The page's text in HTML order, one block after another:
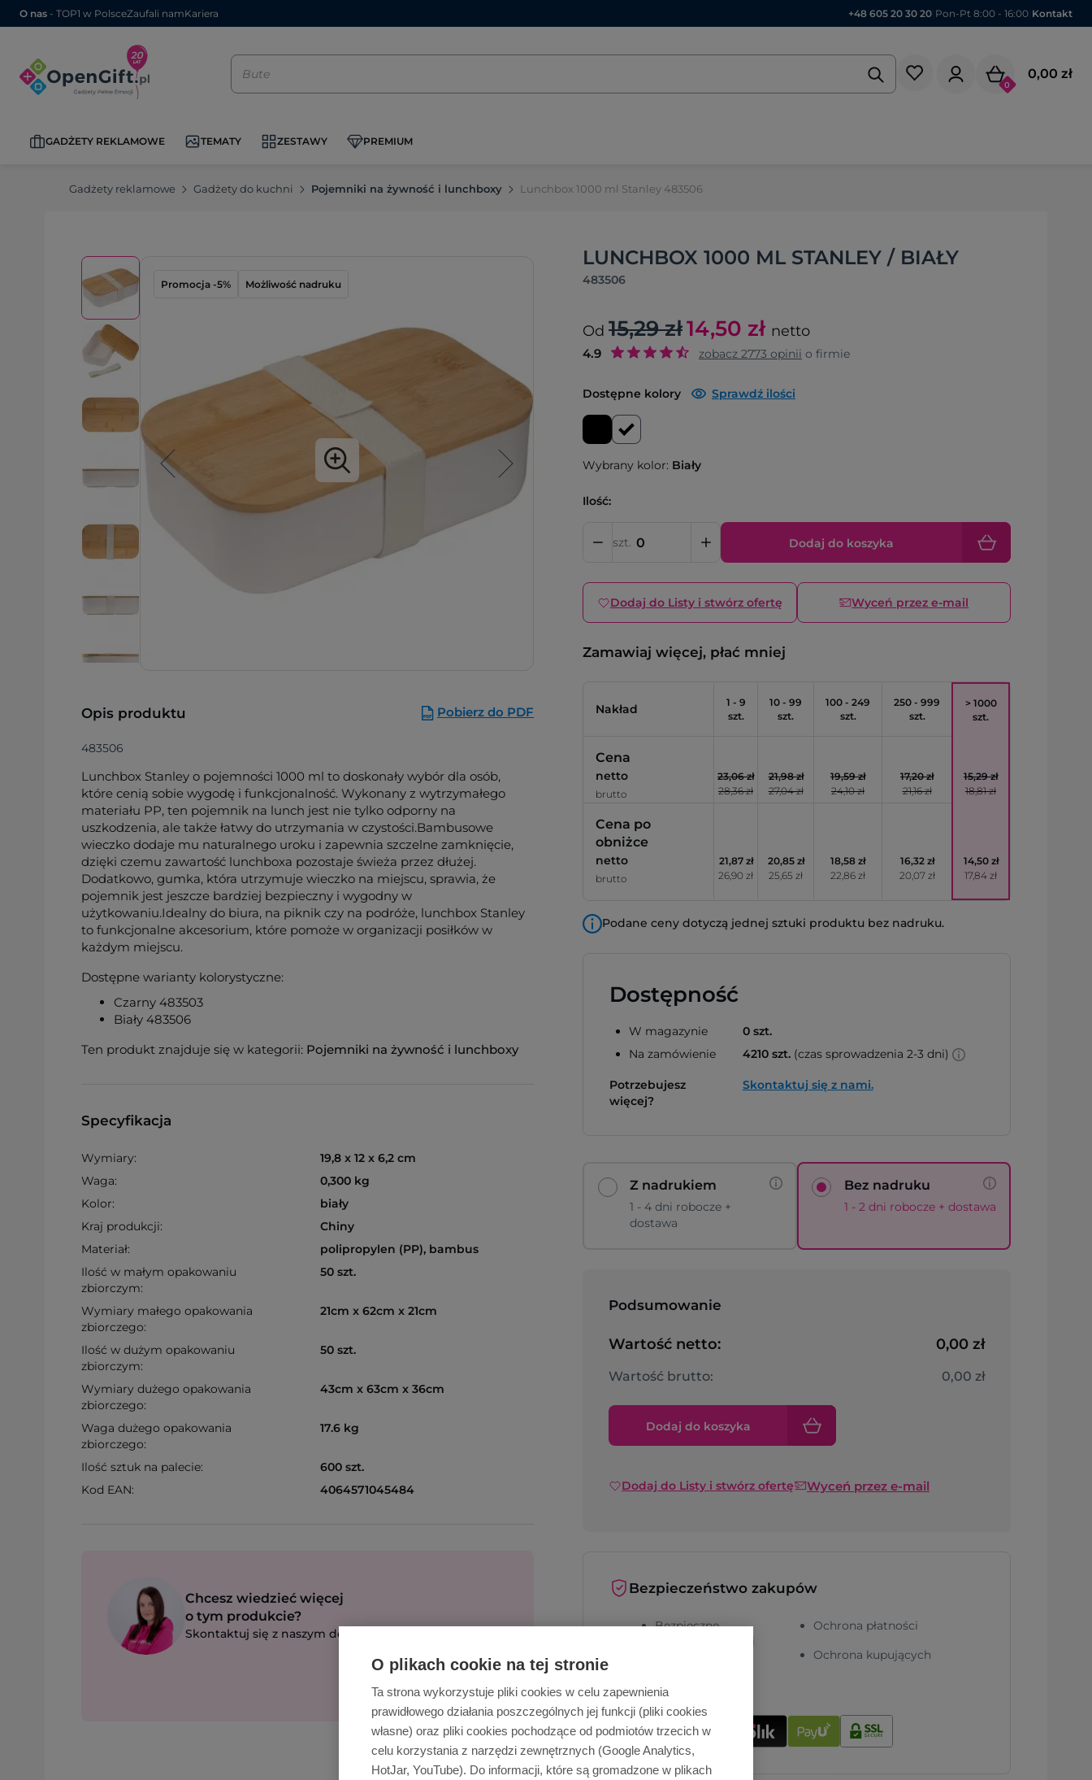
O plikach cookie na tej stronie
Ta strona wykorzystuje pliki cookies w celu zapewnienia
prawidłowego działania poszczególnych jej funkcji (pliki cookies
własne) oraz pliki cookies pochodzące od podmiotów trzecich w
celu korzystania z narzędzi zewnętrznych (Google Analytics,
HotJar, YouTube). Do informacji, które są gromadzone w plikach
O nas - TOP1 w PolsceZaufali namKariera +48 605 20 30 20 Pon-Pt 8:00 - 16:00 Kontakt
0
0,00 zł
GADŻETY REKLAMOWE TEMATY ZESTAWY PREMIUM
Gadżety reklamowe Gadżety do kuchni Pojemniki na żywność i lunchboxy Lunchbox 1000 ml Stanley 483506
LUNCHBOX 1000 ML STANLEY / BIAŁY
483506
Promocja -5% Możliwość nadruku
Opis produktu Pobierz do PDF
483506
Lunchbox Stanley o pojemności 1000 ml to doskonały wybór dla osób,
które cenią sobie wygodę i funkcjonalność. Wykonany z wytrzymałego
materiału PP, ten pojemnik na lunch jest nie tylko odporny na
uszkodzenia, ale także łatwy do utrzymania w czystości.Bambusowe
wieczko dodaje mu naturalnego uroku i zapewnia szczelne zamknięcie,
dzięki czemu zawartość lunchboxa pozostaje świeża przez dłużej.
Dodatkowo, gumka, która utrzymuje wieczko na miejscu, sprawia, że
pojemnik jest jeszcze bardziej bezpieczny i wygodny w
użytkowaniu.Idealny do biura, na piknik czy na podróże, lunchbox Stanley
to funkcjonalne akcesorium, które pomoże w organizacji posiłków w
każdym miejscu.
Dostępne warianty kolorystyczne:
Czarny 483503
Biały 483506
Ten produkt znajduje się w kategorii: Pojemniki na żywność i lunchboxy
Specyfikacja
Wymiary:
19,8 x 12 x 6,2 cm
Waga:
0,300 kg
Kolor:
biały
Kraj produkcji:
Chiny
Materiał:
polipropylen (PP), bambus
Ilość w małym opakowaniu
zbiorczym:
50 szt.
Wymiary małego opakowania
zbiorczego:
21cm x 62cm x 21cm
Ilość w dużym opakowaniu
zbiorczym:
50 szt.
Wymiary dużego opakowania
zbiorczego:
43cm x 63cm x 36cm
Waga dużego opakowania
zbiorczego:
17.6 kg
Ilość sztuk na palecie:
600 szt.
Kod EAN:
4064571045484
Chcesz wiedzieć więcej
o tym produkcie?
Skontaktuj się z naszym doradcą!
Wyślij zapytanie
Od 15,29 zł14,50 zł netto
4.9 zobacz 2773 opinii o firmie
Dostępne kolory Sprawdź ilości
Wybrany kolor: Biały
Ilość:
szt. Dodaj do koszyka
Dodaj do Listy i stwórz ofertę Wyceń przez e-mail
Zamawiaj więcej, płać mniej
Nakład
1 - 9
szt.
10 - 99
szt.
100 - 249
szt.
250 - 999
szt.
> 1000
szt.
Cena
netto
brutto
23,06 zł
28,36 zł
21,98 zł
27,04 zł
19,59 zł
24,10 zł
17,20 zł
21,16 zł
15,29 zł
18,81 zł
Cena po
obniżce
netto
brutto
21,87 zł
26,90 zł
20,85 zł
25,65 zł
18,58 zł
22,86 zł
16,32 zł
20,07 zł
14,50 zł
17,84 zł
Podane ceny dotyczą jednej sztuki produktu bez nadruku.
Dostępność
W magazynie
Na zamówienie
0 szt.
4210 szt.(czas sprowadzenia 2-3 dni)
Potrzebujesz
więcej?
Skontaktuj się z nami.
Z nadrukiem
1 - 4 dni robocze +
dostawa
Bez nadruku
1 - 2 dni robocze + dostawa
Podsumowanie
Wartość netto: 0,00 zł
Wartość brutto: 0,00 zł
Dodaj do koszyka
Dodaj do Listy i stwórz ofertę Wyceń przez e-mail
Bezpieczeństwo zakupów
Bezpieczne
metody płatności
dostawa
Ochrona płatności
Ochrona kupujących